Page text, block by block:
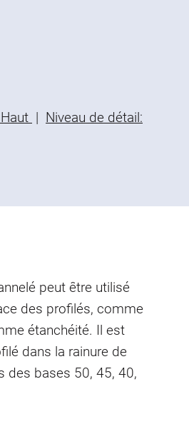
| Niveau de détail:
peut être utilisé
des profilés, comme
étanchéité. Il est
dans la rainure de
des bases 50, 45, 40,